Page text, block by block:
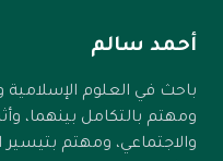
أحمد سالم
باحث في العلوم الإسلامية
ومهتم بالتكامل بينهما،
والاجتماعي، ومهتم بتيسير